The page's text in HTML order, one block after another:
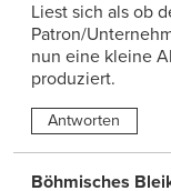
Liest sich als ob
Patron/
nun eine kleine
produziert.
Antworten
Böhmisches